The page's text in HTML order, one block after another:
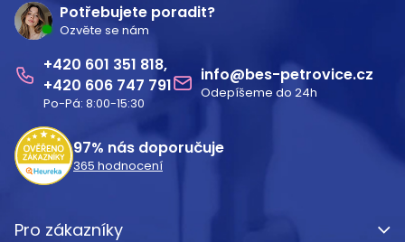
Potřebujete poradit?
Ozvěte se nám
601 351 818
606 747 791
Po-Pá: 8:00-15:30
info@bes-petrovice.cz
Odepíšeme do 24h
97% nás doporučuje
365 hodnocení
Pro zákazníky